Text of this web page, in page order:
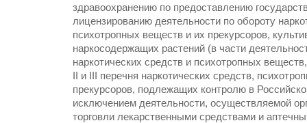
здравоохранению по предоставлению
лицензированию деятельности по обороту
психотропных веществ и их прекурсоров,
наркосодержащих растений (в части
наркотических средств и психотропных
II и III перечня наркотических средств,
прекурсоров, подлежащих контролю в
исключением деятельности, осуществляемой
торговли лекарственными средствами и